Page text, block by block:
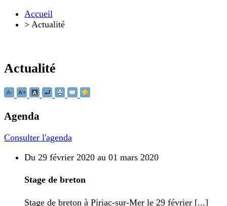
Accueil
> Actualité
Actualité
Agenda
Consulter l'agenda
Du 29 février 2020 au 01 mars 2020
Stage de breton
Stage de breton à Piriac-sur-Mer le 29 février [...]